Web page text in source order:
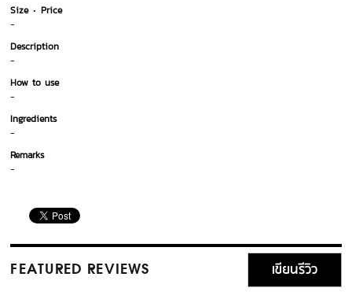
Size
Price
-
Description
-
How to use
-
Ingredients
-
Remarks
-
FEATURED REVIEWS เขียนรีวิว